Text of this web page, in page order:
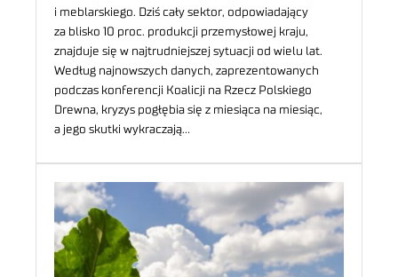
i meblarskiego. Dziś cały sektor, odpowiadający
za blisko 10 proc. produkcji przemysłowej kraju,
znajduje się w najtrudniejszej sytuacji od wielu lat.
Według najnowszych danych, zaprezentowanych
podczas konferencji Koalicji na Rzecz Polskiego
Drewna, kryzys pogłębia się z miesiąca na miesiąc,
a jego skutki wykraczają…